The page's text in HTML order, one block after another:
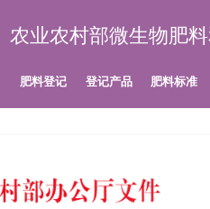
农业农村部微生物肥
肥料登记 登记产品 肥料标准